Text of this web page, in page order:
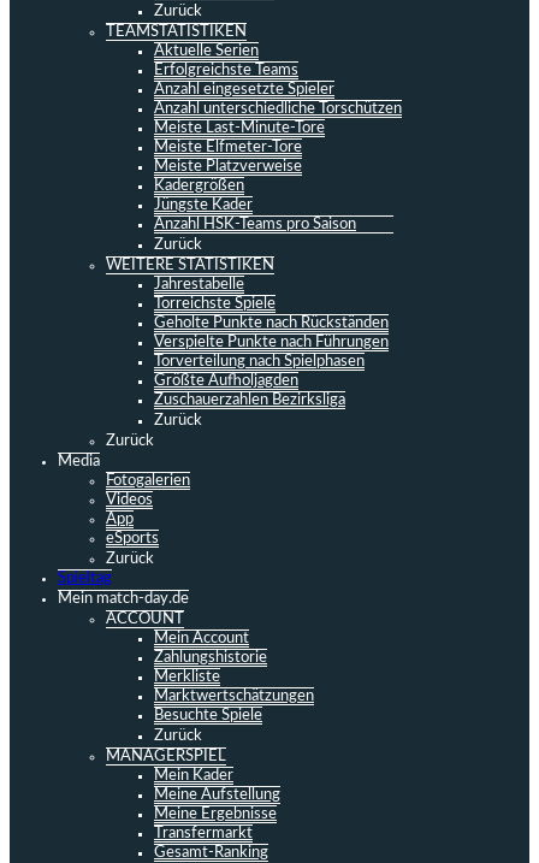
Zurück
TEAMSTATISTIKEN
Aktuelle Serien
Erfolgreichste Teams
Anzahl eingesetzte Spieler
Anzahl unterschiedliche Torschützen
Meiste Last-Minute-Tore
Meiste Elfmeter-Tore
Meiste Platzverweise
Kadergrößen
Jüngste Kader
Anzahl HSK-Teams pro Saison
Zurück
WEITERE STATISTIKEN
Jahrestabelle
Torreichste Spiele
Geholte Punkte nach Rückständen
Verspielte Punkte nach Führungen
Torverteilung nach Spielphasen
Größte Aufholjagden
Zuschauerzahlen Bezirksliga
Zurück
Zurück
Media
Fotogalerien
Videos
App
eSports
Zurück
Spieltag
Mein match-day.de
ACCOUNT
Mein Account
Zahlungshistorie
Merkliste
Marktwertschätzungen
Besuchte Spiele
Zurück
MANAGERSPIEL
Mein Kader
Meine Aufstellung
Meine Ergebnisse
Transfermarkt
Gesamt-Ranking